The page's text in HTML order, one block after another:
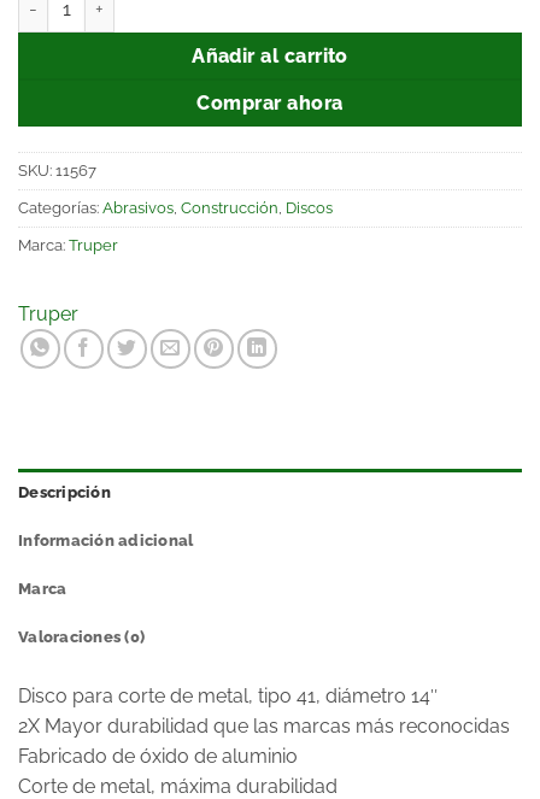
Añadir al carrito
Comprar ahora
SKU: 11567
Categorías: Abrasivos Construcción Discos
Marca: Truper
Truper
Descripción
Información adicional
Marca
Valoraciones (0)
Disco para corte de metal, tipo 41, diámetro 14″
2X Mayor durabilidad que las marcas más reconocidas
Fabricado de óxido de aluminio
Corte de metal, máxima durabilidad